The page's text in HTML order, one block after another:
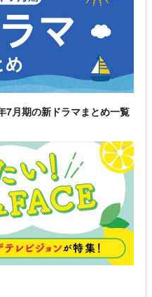
7月期の新ドラマまとめ一覧